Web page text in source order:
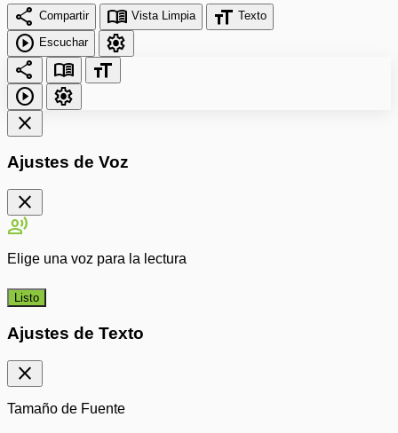
share Compartir menu_book Vista Limpia format_size Texto
play_circle Escuchar
settings
share
menu_book
format_size
play_circle
settings
close
Ajustes de Voz
close
record_voice_over
Elige una voz para la lectura
Listo
Ajustes de Texto
close
Tamaño de Fuente